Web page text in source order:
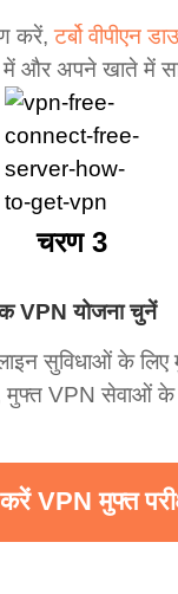
करें,टर्बो वीपीएन
में और अपने खाते में
VPN योजना चुनें
सुविधाओं के लिए
मुफ्त VPN सेवाओं के
चरण 3
VPN मुफ्त